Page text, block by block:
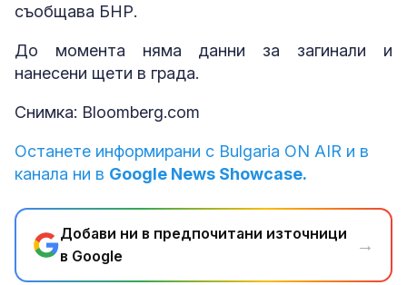
съобщава БНР.
До момента няма данни за загинали и
нанесени щети в града.
Снимка: Bloomberg.com
Останете информирани с Bulgaria ON AIR и в
канала ни в Google News Showcase.
Добави ни в предпочитани източници
в Google
→